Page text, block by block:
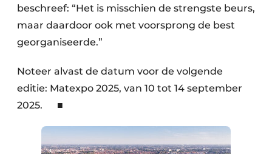
beschreef: “Het is misschien de strengste beurs,
maar daardoor ook met voorsprong de best
georganiseerde.”
Noteer alvast de datum voor de volgende
editie: Matexpo 2025, van 10 tot 14 september
2025. ■